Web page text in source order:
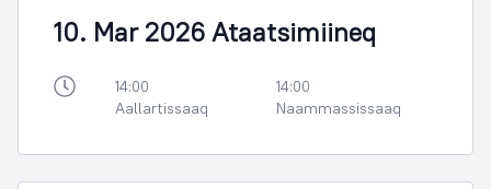
10. Mar 2026 Ataatsimiineq
14:00
Aallartissaaq
14:00
Naammassissaaq